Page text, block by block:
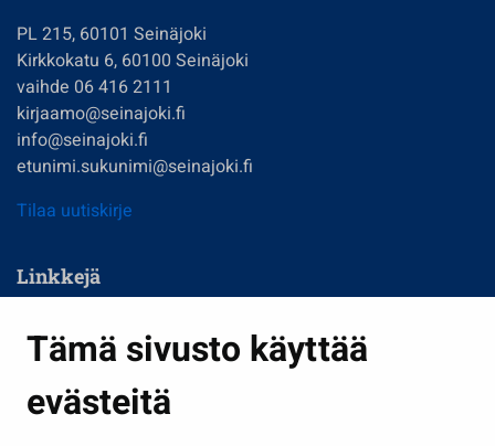
Tämä sivusto käyttää
evästeitä
PL 215, 60101 Seinäjoki
Kirkkokatu 6, 60100 Seinäjoki
vaihde 06 416 2111
kirjaamo@seinajoki.fi
info@seinajoki.fi
etunimi.sukunimi@seinajoki.fi
Tilaa uutiskirje
Linkkejä
Kasvatus ja opetus
Kulttuuri ja liikunta